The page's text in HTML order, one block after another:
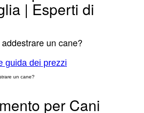
| Esperti di
un cane?
guida dei prezzi
per Cani